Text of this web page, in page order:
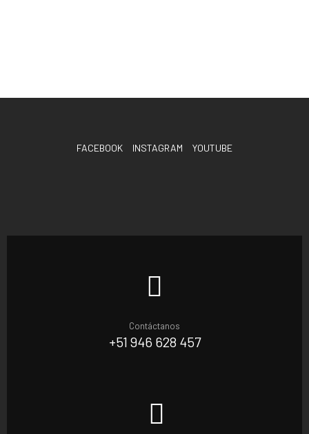
FACEBOOK INSTAGRAM YOUTUBE
Contáctanos
+51 946 628 457